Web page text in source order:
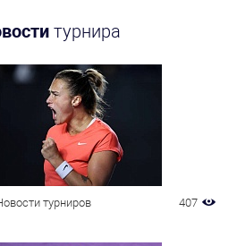
турнира
турниров 407